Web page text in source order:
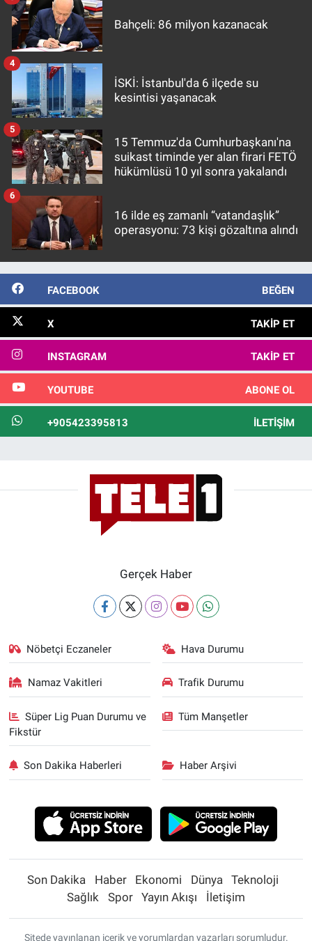
Bahçeli: 86 milyon kazanacak
İSKİ: İstanbul'da 6 ilçede su
kesintisi yaşanacak
4
15 Temmuz'da Cumhurbaşkanı'na
suikast timinde yer alan firari FETÖ
hükümlüsü 10 yıl sonra yakalandı
5
16 ilde eş zamanlı “vatandaşlık”
operasyonu: 73 kişi gözaltına alındı
6
FACEBOOK BEĞEN
X TAKIP ET
INSTAGRAM TAKIP ET
YOUTUBE ABONE OL
+905423395813 İLETIŞIM
Gerçek Haber
Nöbetçi Eczaneler Hava Durumu
Namaz Vakitleri Trafik Durumu
Süper Lig Puan Durumu ve
Fikstür
Tüm Manşetler
Son Dakika Haberleri Haber Arşivi
Son Dakika Haber Ekonomi Dünya
Teknoloji
Sağlık
Spor Yayın Akışı İletişim
Sitede yayınlanan içerik ve yorumlardan yazarları sorumludur.